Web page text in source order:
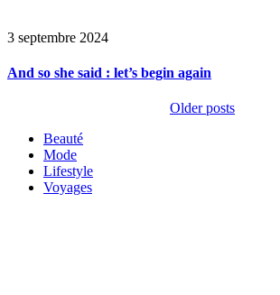
3 septembre 2024
And so she said : let’s begin again
Older posts
Beauté
Mode
Lifestyle
Voyages